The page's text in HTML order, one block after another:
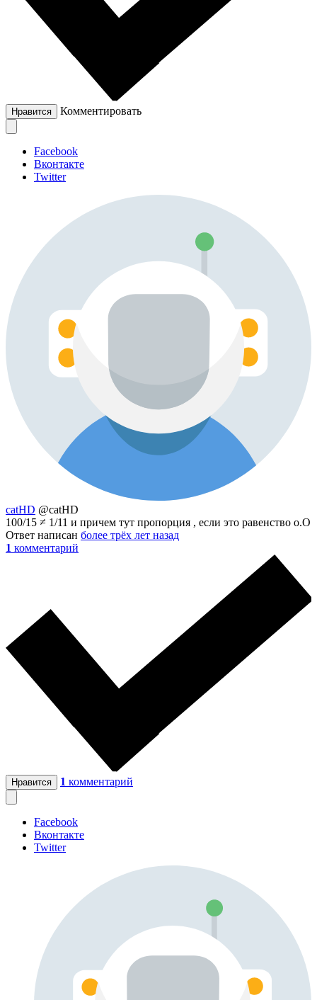
Нравится Комментировать
Facebook
Вконтакте
Twitter
catHD @catHD
100/15 ≠ 1/11 и причем тут пропорция , если это равенство о.О
Ответ написан более трёх лет назад
1 комментарий
Нравится 1 комментарий
Facebook
Вконтакте
Twitter